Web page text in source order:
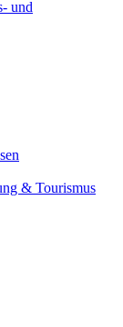
und
& Tourismus